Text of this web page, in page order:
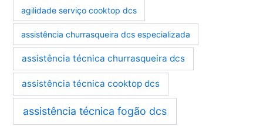
a
agilidade serviço cooktop dcs
assistência churrasqueira dcs especializada
assistência técnica churrasqueira dcs
assistência técnica cooktop dcs
assistência técnica fogão dcs